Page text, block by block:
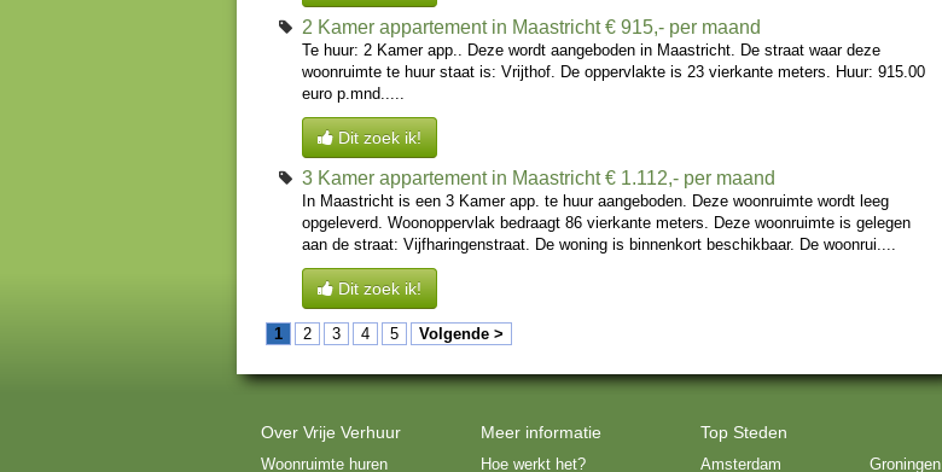
2 Kamer appartement in Maastricht € 915,- per maand
Te huur: 2 Kamer app.. Deze wordt aangeboden in Maastricht. De straat waar deze
woonruimte te huur staat is: Vrijthof. De oppervlakte is 23 vierkante meters. Huur: 915.00
euro p.mnd.....
Dit zoek ik!
3 Kamer appartement in Maastricht € 1.112,- per maand
In Maastricht is een 3 Kamer app. te huur aangeboden. Deze woonruimte wordt leeg
opgeleverd. Woonoppervlak bedraagt 86 vierkante meters. Deze woonruimte is gelegen
aan de straat: Vijfharingenstraat. De woning is binnenkort beschikbaar. De woonrui....
Dit zoek ik!
1 2 3 4 5 Volgende >
Over Vrije Verhuur
Woonruimte huren
Meer informatie
Hoe werkt het?
Top Steden
Amsterdam Groningen